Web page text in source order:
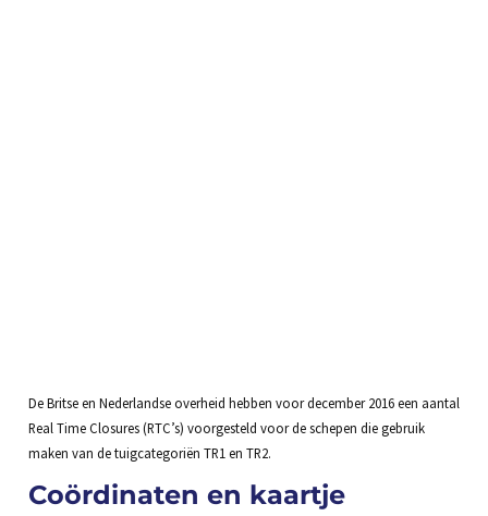
De Britse en Nederlandse overheid hebben voor december 2016 een aantal
Real Time Closures (RTC’s) voorgesteld voor de schepen die gebruik
maken van de tuigcategoriën TR1 en TR2.
Coördinaten en kaartje